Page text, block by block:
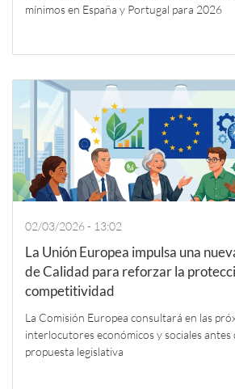
mínimos en España y Portugal para 2026
02/03/2026 - 13:02
La Unión Europea impulsa una
de Calidad para reforzar la
competitividad
La Comisión Europea consultará en las
interlocutores económicos y sociales antes
propuesta legislativa